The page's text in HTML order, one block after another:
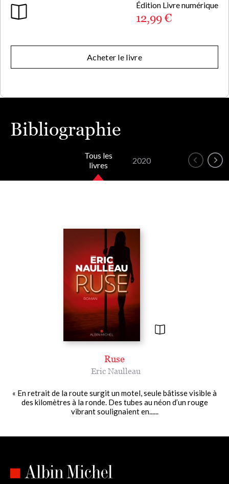
Édition Livre numérique
12,99 €
Acheter le livre
Bibliographie
Tous les
livres
2020
Ruse
Eric Naulleau
« En retrait de la route surgit un motel, seule bâtisse visible à
des kilomètres à la ronde. Des tubes au néon d’un rouge
vibrant soulignaient en......